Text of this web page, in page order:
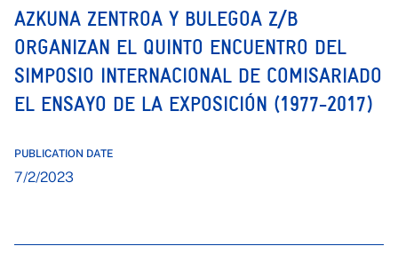
AZKUNA ZENTROA Y BULEGOA Z/B
ORGANIZAN EL QUINTO ENCUENTRO DEL
SIMPOSIO INTERNACIONAL DE COMISARIADO
EL ENSAYO DE LA EXPOSICIÓN (1977-2017)
PUBLICATION DATE
7/2/2023